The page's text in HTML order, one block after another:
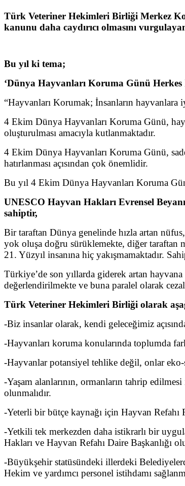
Türk Veteriner Hekimleri Birliği Merkez
kanunu daha caydırıcı olmasını
Bu yıl ki tema;
‘Dünya Hayvanları Koruma Günü Herkes
“Hayvanları Korumak; İnsanların hayvanlara
4 Ekim Dünya Hayvanları Koruma Günü,
oluşturulması amacıyla kutlanmaktadır.
4 Ekim Dünya Hayvanları Koruma Günü,
hatırlanması açısından çok önemlidir.
Bu yıl 4 Ekim Dünya Hayvanları Koruma
UNESCO Hayvan Hakları Evrensel
sahiptir,
Bir taraftan Dünya genelinde hızla artan nüfus,
yok oluşa doğru sürüklemekte, diğer taraftan
21. Yüzyıl insanına hiç yakışmamaktadır.
Türkiye’de son yıllarda giderek artan hayvana
değerlendirilmekte ve buna paralel olarak
Türk Veteriner Hekimleri Birliği olarak
-Biz insanlar olarak, kendi geleceğimiz
-Hayvanları koruma konularında toplumda
-Hayvanlar potansiyel tehlike değil, onlar eko-
-Yaşam alanlarının, ormanların tahrip
olunmalıdır.
-Yeterli bir bütçe kaynağı için Hayvan Refahı
-Yetkili tek merkezden daha istikrarlı bir
Hakları ve Hayvan Refahı Daire Başkanlığı
-Büyükşehir statüsündeki illerdeki
Hekim ve yardımcı personel istihdamı